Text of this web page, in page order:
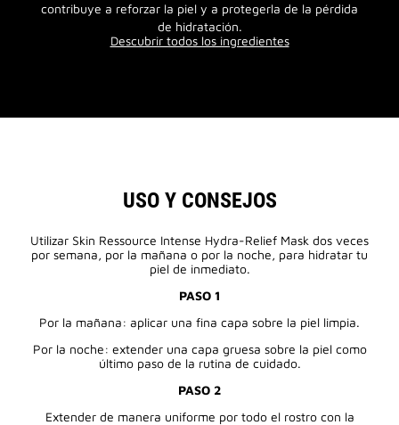
contribuye a reforzar la piel y a protegerla de la pérdida
de hidratación.
Descubrir todos los ingredientes
USO Y CONSEJOS
Utilizar Skin Ressource Intense Hydra-Relief Mask dos veces
por semana, por la mañana o por la noche, para hidratar tu
piel de inmediato.
PASO 1
Por la mañana: aplicar una fina capa sobre la piel limpia.
Por la noche: extender una capa gruesa sobre la piel como
último paso de la rutina de cuidado.
PASO 2
Extender de manera uniforme por todo el rostro con la